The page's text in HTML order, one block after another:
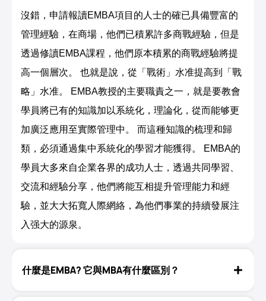
沒錯，申請報讀EMBA項目的人士的確已具備豐富的
管理經驗，在商場，他們已積累許多商戰經驗，但是
透過修讀EMBA課程，他們原本積累的商戰經驗將提
高一個層次。 也就是說，從「戰術」水准提高到「戰
略」水准。 EMBA教授的主要職責之一，就是要教會
學員將已有的知識加以系統化，理論化，從而能够更
加廣泛應用至實際管理中。 而這種知識的梳理和歸
類，必須通過集中系統化的學習才能獲得。 EMBA的
學員大多來自企業各界的成功人士，透過共同學習、
交流和經驗分享，他們將能互相提升管理能力和經
驗，並大大拓寬人際網絡，為他們事業的持續發展注
入强大的源泉。
什麼是EMBA? 它與MBA有什麼區別？